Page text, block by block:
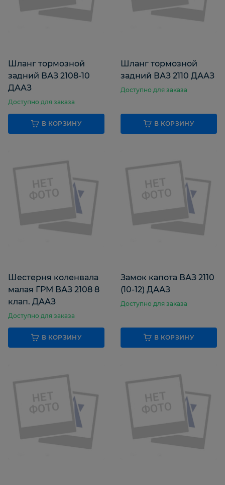
Шланг тормозной
задний ВАЗ 2108-10
ДААЗ
Доступно для заказа
В КОРЗИНУ
Шланг тормозной
задний ВАЗ 2110 ДААЗ
Доступно для заказа
В КОРЗИНУ
Шестерня коленвала
малая ГРМ ВАЗ 2108 8
клап. ДААЗ
Доступно для заказа
В КОРЗИНУ
Замок капота ВАЗ 2110
(10-12) ДААЗ
Доступно для заказа
В КОРЗИНУ